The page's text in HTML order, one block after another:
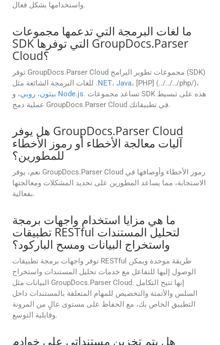
واستخدامها بشكل فعال.
ما لغات البرمجة التي تدعمها مجموعات
SDK التي توفرها GroupDocs.Parser
Cloud؟
توفر GroupDocs.Parser Cloud مجموعات تطوير البرامج (SDK)
.NET، Java، [PHP] (../../../php/)،
بيثون، روبي Node.js. تساعد مجموعات SDK هذه على تبسيط
عملية دمج GroupDocs.Parser Cloud في تطبيقاتك.
هل يوفر GroupDocs.Parser Cloud
آليات معالجة الأخطاء أو رموز الأخطاء
للمطورين؟
نعم، يوفر GroupDocs.Parser Cloud رموز الأخطاء وأوصافها في
الاستجابة، مما يساعد المطورين على تحديد المشكلات ومعالجتها
بفعالية.
ما هي مزايا استخدام واجهات برمجة
تطبيقات RESTful لتحليل المستندات
واستخراج البيانات ومسح الباركود؟
توفر واجهات برمجة تطبيقات RESTful طريقة موحدة ويمكن
الوصول إليها للتفاعل مع خدمات تحليل المستندات واستخراج
البيانات مثل GroupDocs.Parser Cloud. إنها تتيح التكامل
السلس والأتمتة والتخصيص للمهام المتعلقة بالمستندات داخل
التطبيق الخاص بك، مع الحفاظ على مستوى عالٍ من المرونة
وقابلية التوسع.
هل يتم تخزين مستنداتي على خوادم